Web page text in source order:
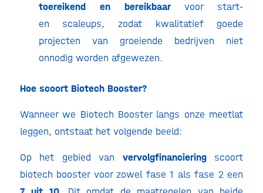
toereikend en bereikbaarvoor start-
en scaleups, zodat kwalitatief goede
projecten van groeiende bedrijven niet
onnodig worden afgewezen.
Hoe scoort Biotech Booster?
Wanneer we Biotech Booster langs onze meetlat
leggen, ontstaat het volgende beeld:
Op het gebied van vervolgfinancieringscoort
biotech booster voor zowel fase 1 als fase 2 een